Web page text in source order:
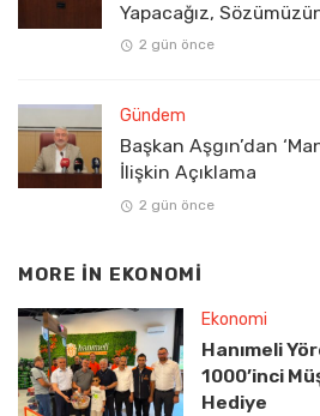
Yapacağız,
2 gün önce
Gündem
Başkan Aşgın’dan
İlişkin Açıklama
2 gün önce
MORE IN EKONOMI
Ekonomi
Hanımeli
1000’inci
Hediye